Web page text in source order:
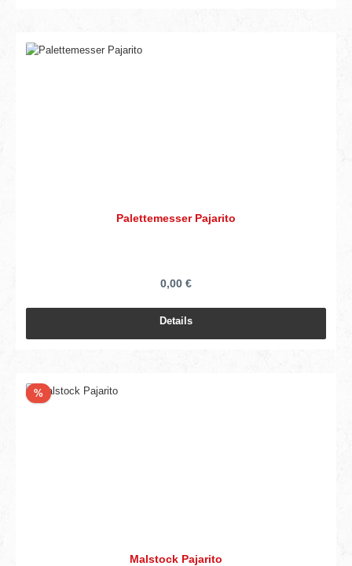
Palettemesser Pajarito
0,00 €
Details
%Rabatt
Malstock Pajarito